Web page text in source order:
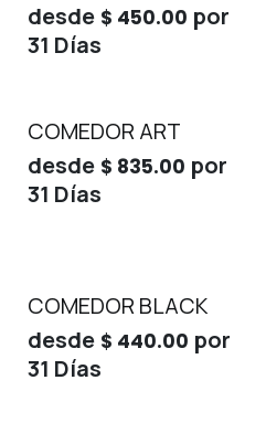
desde $ 450.00 por
31 Días
COMEDOR ART
desde $ 835.00 por
31 Días
COMEDOR BLACK
desde $ 440.00 por
31 Días